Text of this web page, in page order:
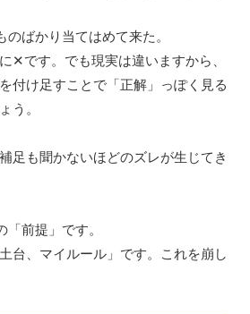
ばかり当てはめて来た。
✕です。でも現実は違いますから、
付け足すことで「正解」っぽく見る
う。
足も聞かないほどのズレが生じてき
前提」です。
台、マイルール」です。これを崩し